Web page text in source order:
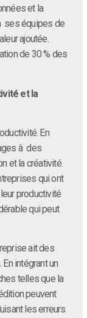
et la
ses équipes de
ajoutée.
de 30 % des
et la
En
à des
et la créativité.
qui ont
productivité
qui peut
ait des
intégrant un
telles que la
peuvent
les erreurs